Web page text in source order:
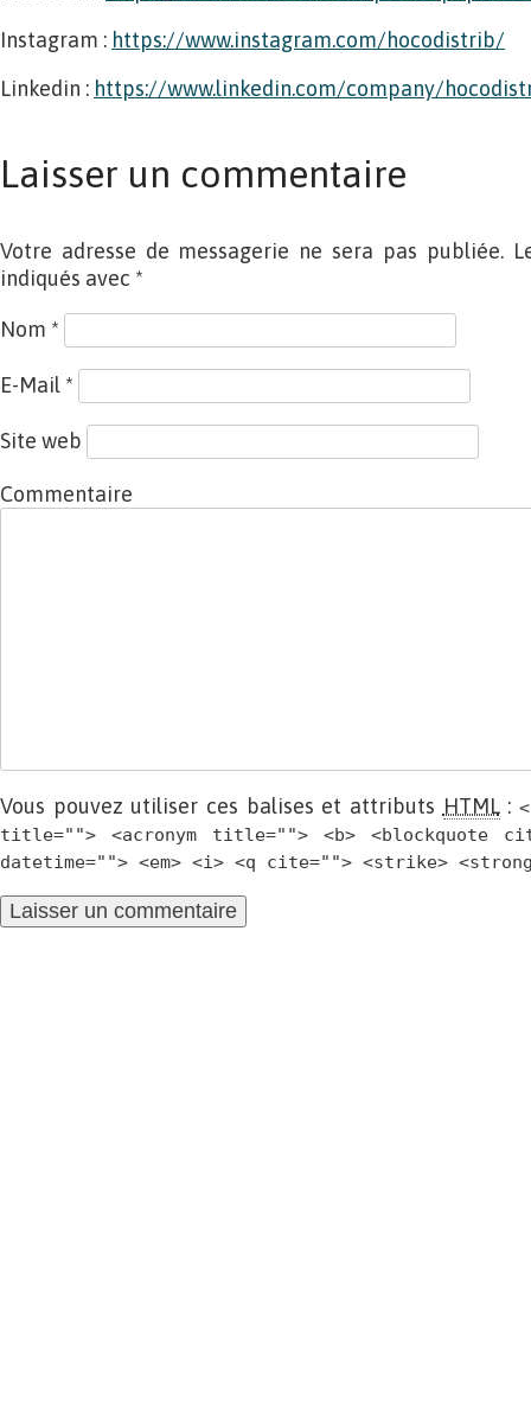
Instagram : https://www.instagram.com/hocodistrib/
Linkedin : https://www.linkedin.com/company/
Laisser un commentaire
Votre adresse de messagerie ne sera pas publiée.
indiqués avec *
Nom *
E-Mail *
Site web
Commentaire
Vous pouvez utiliser ces balises et attributs HTML:
title=""> <acronym title=""> <b> <blockquote
datetime=""> <em> <i> <q cite=""> <strike>